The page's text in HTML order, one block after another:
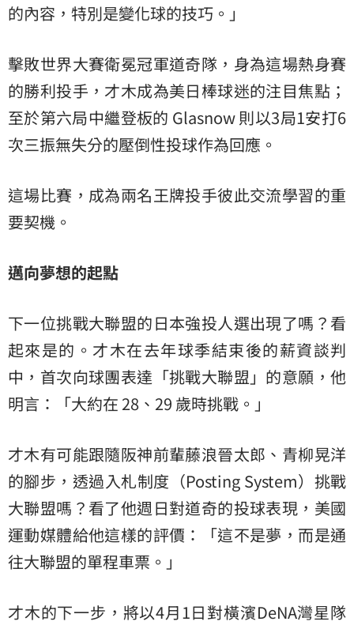
的內容，特別是變化球的技巧。」
擊敗世界大賽衛冕冠軍道奇隊，身為這場熱身賽
的勝利投手，才木成為美日棒球迷的注目焦點；
至於第六局中繼登板的 Glasnow 則以3局1安打6
次三振無失分的壓倒性投球作為回應。
這場比賽，成為兩名王牌投手彼此交流學習的重
要契機。
邁向夢想的起點
下一位挑戰大聯盟的日本強投人選出現了嗎？看
起來是的。才木在去年球季結束後的薪資談判
中，首次向球團表達「挑戰大聯盟」的意願，他
明言：「大約在 28、29 歲時挑戰。」
才木有可能跟隨阪神前輩藤浪晉太郎、青柳晃洋
的腳步，透過入札制度（Posting System）挑戰
大聯盟嗎？看了他週日對道奇的投球表現，美國
運動媒體給他這樣的評價：「這不是夢，而是通
往大聯盟的單程車票。」
才木的下一步，將以4月1日對橫濱DeNA灣星隊